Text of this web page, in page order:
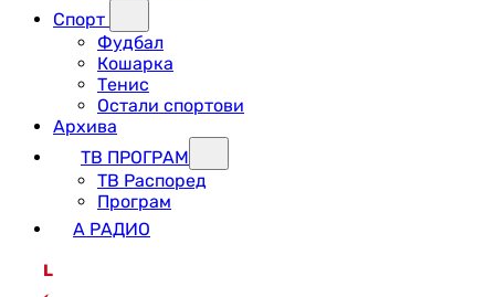
Спорт
Фудбал
Кошарка
Тенис
Остали спортови
Архива
ТВ ПРОГРАМ
ТВ Распоред
Програм
А РАДИО
L